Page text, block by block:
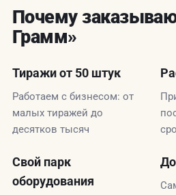
Почему
Грамм»
Тиражи от 50 штук
Работаем с бизнесом: от
малых тиражей до
десятков тысяч
Свой парк
оборудования